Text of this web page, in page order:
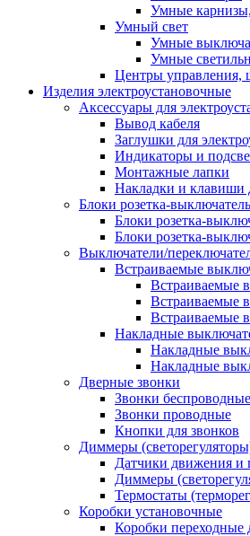
Умные
Умный свет
Умные
Умные
Центры управления,
Изделия электроустановочные
Аксессуары для
Вывод кабеля
Заглушки для
Индикаторы и
Монтажные лапки
Накладки и клавиши
Блоки розетка-выключатель
Блоки розетка-
Блоки розетка-
Выключатели/
Встраиваемые
Встраиваемые
Встраиваемые
Встраиваемые
Накладные
Накладные
Накладные
Дверные звонки
Звонки беспроводные
Звонки проводные
Кнопки для звонков
Диммеры
Датчики движения и
Диммеры
Термостаты
Коробки установочные
Коробки переходные